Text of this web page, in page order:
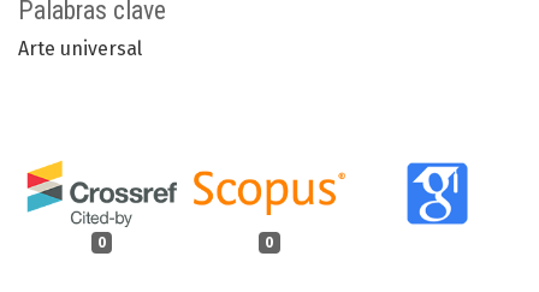
Palabras clave
Arte universal
0 0